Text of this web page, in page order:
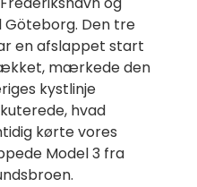
Den tre
en afslappet start
mærkede den
kystlinje
hvad
kørte vores
Model 3 fra